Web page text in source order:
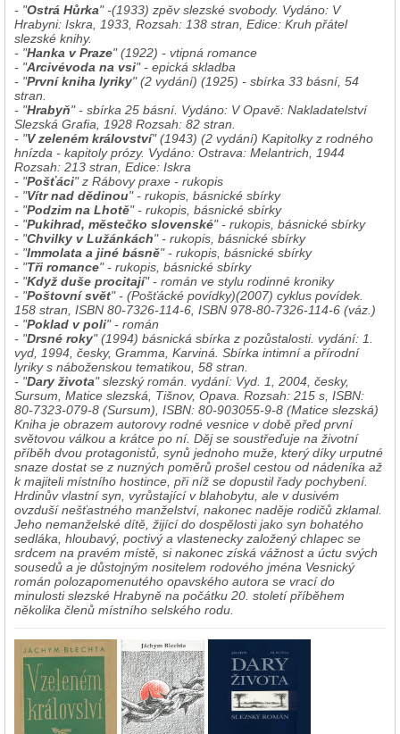
- "Ostrá Hůrka" -(1933) zpěv slezské svobody. Vydáno: V
Hrabyni: Iskra, 1933, Rozsah: 138 stran, Edice: Kruh přátel
slezské knihy.
- "Hanka v Praze" (1922) - vtipná romance
- "Arcivévoda na vsi" - epická skladba
- "První kniha lyriky" (2 vydání) (1925) - sbírka 33 básní, 54
stran.
- "Hrabyň" - sbírka 25 básní. Vydáno: V Opavě: Nakladatelství
Slezská Grafia, 1928 Rozsah: 82 stran.
- "V zeleném království" (1943) (2 vydání) Kapitolky z rodného
hnízda - kapitoly prózy. Vydáno: Ostrava: Melantrich, 1944
Rozsah: 213 stran, Edice: Iskra
- "Pošťáci" z Rábovy praxe - rukopis
- "Vítr nad dědinou" - rukopis, básnické sbírky
- "Podzim na Lhotě" - rukopis, básnické sbírky
- "Pukihrad, městečko slovenské" - rukopis, básnické sbírky
- "Chvilky v Lužánkách" - rukopis, básnické sbírky
- "Immolata a jiné básně" - rukopis, básnické sbírky
- "Tři romance" - rukopis, básnické sbírky
- "Když duše procitají" - román ve stylu rodinné kroniky
- "Poštovní svět" - (Pošťácké povídky)(2007) cyklus povídek.
158 stran, ISBN 80-7326-114-6, ISBN 978-80-7326-114-6 (váz.)
- "Poklad v poli" - román
- "Drsné roky" (1994) básnická sbírka z pozůstalosti. vydání: 1.
vyd, 1994, česky, Gramma, Karviná. Sbírka intimní a přírodní
lyriky s náboženskou tematikou, 58 stran.
- "Dary života" slezský román. vydání: Vyd. 1, 2004, česky,
Sursum, Matice slezská, Tišnov, Opava. Rozsah: 215 s, ISBN:
80-7323-079-8 (Sursum), ISBN: 80-903055-9-8 (Matice slezská)
Kniha je obrazem autorovy rodné vesnice v době před první
světovou válkou a krátce po ní. Děj se soustřeďuje na životní
příběh dvou protagonistů, synů jednoho muže, který díky urputné
snaze dostat se z nuzných poměrů prošel cestou od nádeníka až
k majiteli místního hostince, při níž se dopustil řady pochybení.
Hrdinův vlastní syn, vyrůstající v blahobytu, ale v dusivém
ovzduší nešťastného manželství, nakonec naděje rodičů zklamal.
Jeho nemanželské dítě, žijící do dospělosti jako syn bohatého
sedláka, hloubavý, poctivý a vlastenecky založený chlapec se
srdcem na pravém místě, si nakonec získá vážnost a úctu svých
sousedů a je důstojným nositelem rodového jména Vesnický
román polozapomenutého opavského autora se vrací do
minulosti slezské Hrabyně na počátku 20. století příběhem
několika členů místního selského rodu.